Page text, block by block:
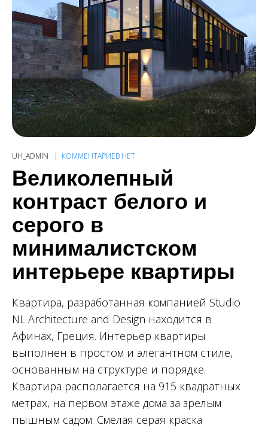
UH_ADMIN КОММЕНТАРИЕВ НЕТ
Великолепный
контраст белого и
серого в
минималистском
интерьере квартиры
Квартира, разработанная компанией Studio
NL Architecture and Design находится в
Афинах, Греция. Интерьер квартиры
выполнен в простом и элегантном стиле,
основанным на структуре и порядке.
Квартира располагается на 915 квадратных
метрах, на первом этаже дома за зрелым
пышным садом. Смелая серая краска